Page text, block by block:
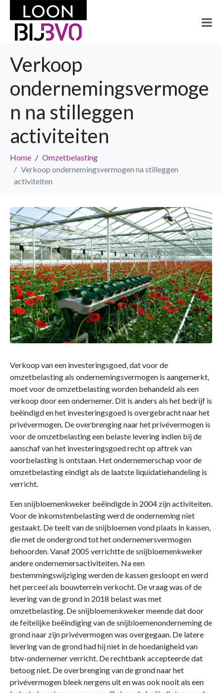
Verkoop
ondernemingsvermoge
n na stilleggen
activiteiten
Home
Omzetbelasting
Verkoop ondernemingsvermogen na stilleggen
activiteiten
Verkoop van een investeringsgoed, dat voor de
omzetbelasting als ondernemingsvermogen is aangemerkt,
moet voor de omzetbelasting worden behandeld als een
verkoop door een ondernemer. Dit is anders als het bedrijf is
beëindigd en het investeringsgoed is overgebracht naar het
privévermogen. De overbrenging naar het privévermogen is
voor de omzetbelasting een belaste levering indien bij de
aanschaf van het investeringsgoed recht op aftrek van
voorbelasting is ontstaan. Het ondernemerschap voor de
omzetbelasting eindigt als de laatste liquidatiehandeling is
verricht.
Een snijbloemenkweker beëindigde in 2004 zijn activiteiten.
Voor de inkomstenbelasting werd de onderneming niet
gestaakt. De teelt van de snijbloemen vond plaats in kassen,
die met de ondergrond tot het ondernemersvermogen
behoorden. Vanaf 2005 verrichtte de snijbloemenkweker
andere ondernemersactiviteiten. Na een
bestemmingswijziging werden de kassen gesloopt en werd
het perceel als bouwterrein verkocht. De vraag was of de
levering van de grond in 2018 belast was met
omzetbelasting. De snijbloemenkweker meende dat door
de feitelijke beëindiging van de snijbloemenonderneming de
grond naar zijn privévermogen was overgegaan. De latere
levering van de grond had hij niet in de hoedanigheid van
btw-ondernemer verricht. De rechtbank accepteerde dat
betoog niet. De overbrenging van de grond naar het
privévermogen bleek nergens uit en was ook nooit als een